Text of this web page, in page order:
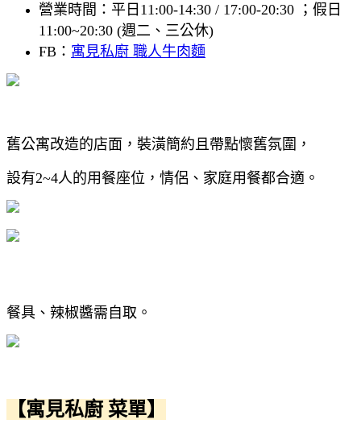
營業時間：平日11:00-14:30 / 17:00-20:30 ；假日
11:00~20:30 (週二、三公休)
FB： 寓見私廚 職人牛肉麵
舊公寓改造的店面，裝潢簡約且帶點懷舊氛圍，
設有2~4人的用餐座位，情侶、家庭用餐都合適。
餐具、辣椒醬需自取。
【寓見私廚 菜單】